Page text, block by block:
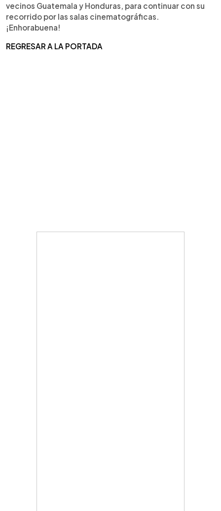
vecinos Guatemala y Honduras, para continuar con su
recorrido por las salas cinematográficas.
¡Enhorabuena!
REGRESAR A LA PORTADA